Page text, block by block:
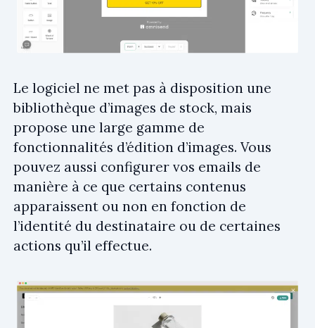
Le logiciel ne met pas à disposition une
bibliothèque d’images de stock, mais
propose une large gamme de
fonctionnalités d’édition d’images. Vous
pouvez aussi configurer vos emails de
manière à ce que certains contenus
apparaissent ou non en fonction de
l’identité du destinataire ou de certaines
actions qu’il effectue.